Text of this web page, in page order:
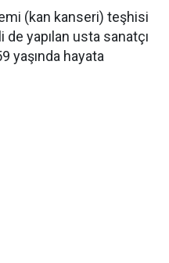
(kan kanseri) teşhisi
yapılan usta sanatçı
yaşında hayata